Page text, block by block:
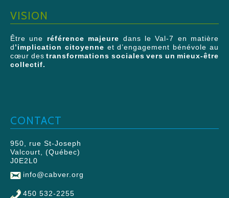
VISION
Être une référence majeure dans le Val-7 en matière
d’implication citoyenne et d’engagement bénévole au
cœur des transformations sociales vers un mieux-être
collectif.
CONTACT
950, rue St-Joseph
Valcourt, (Québec)
J0E2L0
info@cabver.org
450 532-2255